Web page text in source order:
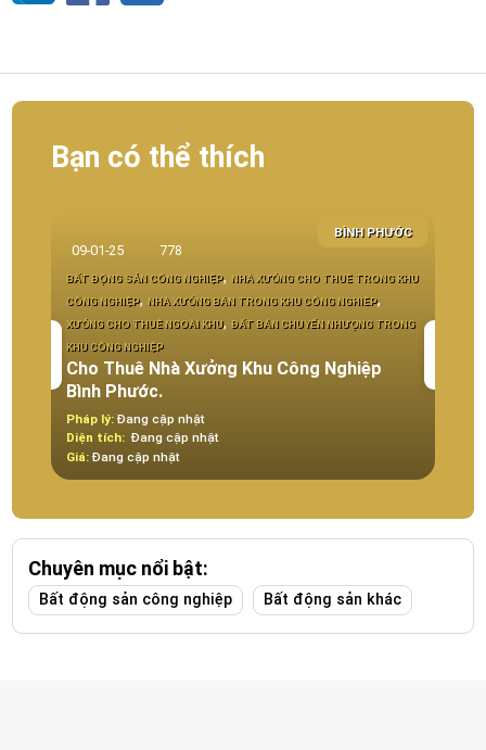
Bạn có thể thích
BÌNH PHƯỚC
09-01-25 778
BẤT ĐỘNG SẢN CÔNG NGHIỆP,
NHÀ XƯỞNG CHO THUÊ TRONG KHU
CÔNG NGHIỆP, NHÀ XƯỞNG BÁN TRONG KHU CÔNG NGHIÊP,
XƯỞNG CHO THUÊ NGOÀI KHU,ĐẤT BÁN CHUYỂN NHƯỢNG TRONG
KHU CÔNG NGHIỆP
Cho Thuê Nhà Xưởng Khu Công Nghiệp
Bình Phước.
Pháp lý: Đang cập nhật
Diện tích: Đang cập nhật
Giá: Đang cập nhật
Chuyên mục nổi bật:
Bất động sản công nghiệp Bất động sản khác